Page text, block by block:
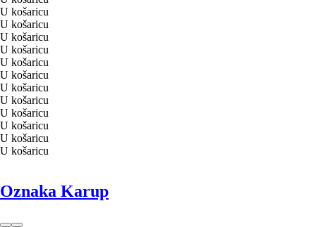
U košaricu
U košaricu
U košaricu
U košaricu
U košaricu
U košaricu
U košaricu
U košaricu
U košaricu
U košaricu
U košaricu
U košaricu
Oznaka Karup